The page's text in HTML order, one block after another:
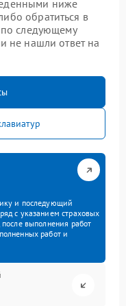
ниже
обратиться в
следующему
не нашли ответ на
и последующий
с указанием страховых
выполнения работ
работ и